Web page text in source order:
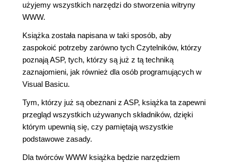
użyjemy wszystkich narzędzi do stworzenia witryny
WWW.
Książka została napisana w taki sposób, aby
zaspokoić potrzeby zarówno tych Czytelników, którzy
poznają ASP, tych, którzy są już z tą techniką
zaznajomieni, jak również dla osób programujących w
Visual Basicu.
Tym, którzy już są obeznani z ASP, książka ta zapewni
przegląd wszystkich używanych składników, dzięki
którym upewnią się, czy pamiętają wszystkie
podstawowe zasady.
Dla twórców WWW książka będzie narzędziem